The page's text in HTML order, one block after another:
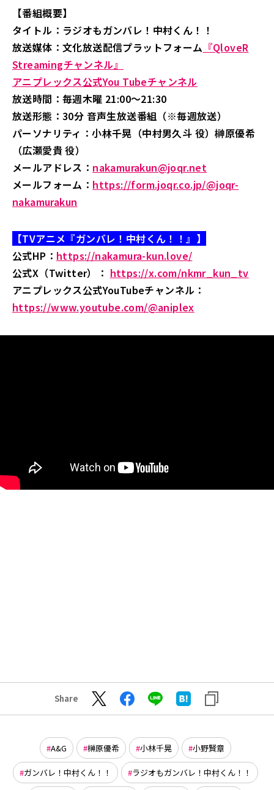
【番組概要】
タイトル：ラジオもガンバレ！中村くん！！
放送媒体：文化放送配信プラットフォーム 『QloveR
Streamingチャンネル』
アニプレックス公式You Tubeチャンネル
放送時間：毎週木曜 21:00～21:30
放送形態：30分 音声生放送番組（※毎週放送）
パーソナリティ：小林千晃（中村男久斗 役）榊原優希
（広瀬愛貴 役）
メールアドレス： nakamurakun@joqr.net
メールフォーム： https://form.joqr.co.jp/@joqr-
nakamurakun
【TVアニメ『ガンバレ！中村くん！！』】
公式HP： https://nakamura-kun.love/
公式X（Twitter）： https://x.com/nkmr_kun_tv
アニプレックス公式YouTubeチャンネル：
https://www.youtube.com/@aniplex
Share
A&G 榊原優希 小林千晃 小野賢章
ガンバレ！中村くん！！ ラジオもガンバレ！中村くん！！